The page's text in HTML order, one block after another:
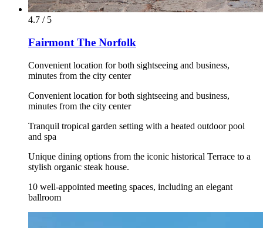
4.7 / 5
Fairmont The Norfolk
Convenient location for both sightseeing and business,
minutes from the city center
Convenient location for both sightseeing and business,
minutes from the city center
Tranquil tropical garden setting with a heated outdoor pool
and spa
Unique dining options from the iconic historical Terrace to a
stylish organic steak house.
10 well-appointed meeting spaces, including an elegant
ballroom